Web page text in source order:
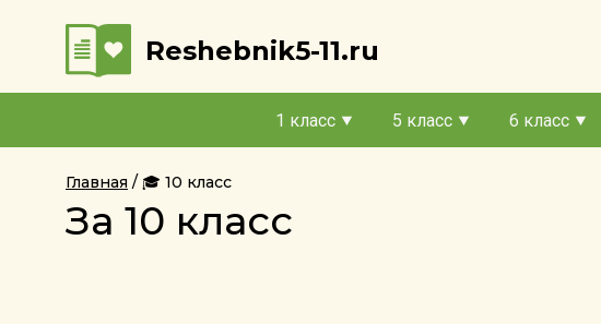
Reshebnik5-11.ru
1 класс 5 класс 6 класс
Главная 🎓 10 класс
За 10 класс